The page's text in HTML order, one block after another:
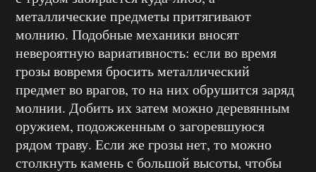
металлические предметы притягивают
молнию. Подобные механики вносят
невероятную вариативность: если во время
грозы вовремя бросить металлический
предмет во врагов, то на них обрушится заряд
молнии. Добить их затем можно деревянным
оружием, подожженным о загоревшуюся
рядом траву. Если же грозы нет, то можно
столкнуть камень с большой высоты, чтобы